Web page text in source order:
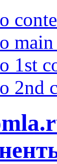
1st
2nd